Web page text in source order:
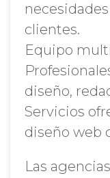
clientes.
Equipo
diseño,
Servicios
diseño web
Las